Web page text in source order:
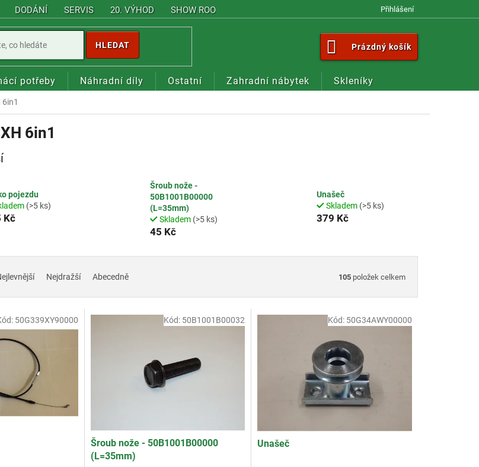
DODÁNÍ SERVIS 20. VÝHOD SHOW ROOM Přihlášení
HLEDAT
NÁKUPNÍ
KOŠÍK
Prázdný košík
potřeby Náhradní díly Ostatní Zahradní nábytek Skleníky
6in1
6in1
pojezdu
(>5 ks)
Kč
Šroub nože -
50B1001B00000
(L=35mm)
Skladem (>5 ks)
45 Kč
Unašeč
Skladem (>5 ks)
379 Kč
Nejdražší Abecedně 105 položek celkem
50G339XY90000
Šroub nože - 50B1001B00000
(L=35mm)
Kód: 50B1001B00032
Unašeč
Kód: 50G34AWY00000